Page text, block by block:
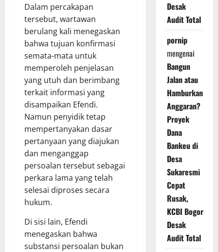
Dalam percakapan
tersebut, wartawan
berulang kali menegaskan
bahwa tujuan konfirmasi
semata-mata untuk
memperoleh penjelasan
yang utuh dan berimbang
terkait informasi yang
disampaikan Efendi.
Namun penyidik tetap
mempertanyakan dasar
pertanyaan yang diajukan
dan menganggap
persoalan tersebut sebagai
perkara lama yang telah
selesai diproses secara
hukum.
Di sisi lain, Efendi
menegaskan bahwa
substansi persoalan bukan
Desak
Audit Total
pornip
mengenai
Bangun
Jalan atau
Hamburkan
Anggaran?
Proyek
Dana
Bankeu di
Desa
Sukaresmi
Cepat
Rusak,
KCBI Bogor
Desak
Audit Total